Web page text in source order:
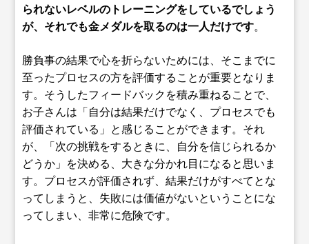
られないレベルのトレーニングをしているでしょう
が、それでも金メダルを取るのは一人だけです。
勝負事の結果で心を折らないためには、そこまでに
至ったプロセスの方を評価することが重要となりま
す。そうしたフィードバックを積み重ねることで、
お子さんは「自分は結果だけでなく、プロセスでも
評価されている」と感じることができます。それ
が、「次の挑戦をするときに、自分を信じられるか
どうか」を決める、大きな分かれ目になると思いま
す。プロセスが評価されず、結果だけがすべてとな
ってしまうと、失敗には価値がないということにな
ってしまい、非常に危険です。